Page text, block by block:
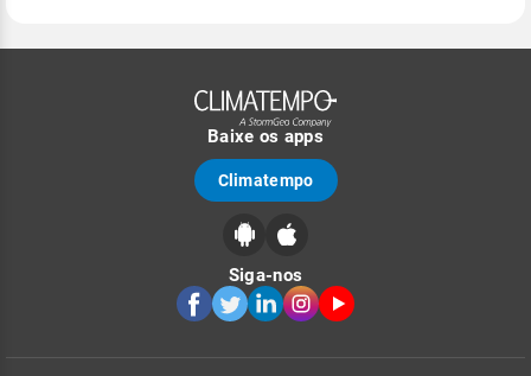
Baixe os apps
Climatempo
Siga-nos